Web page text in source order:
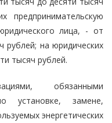
предпринимательскую
лица, - от
рублей; на юридических
тысяч рублей.
обязанными
установке, замене,
энергетических